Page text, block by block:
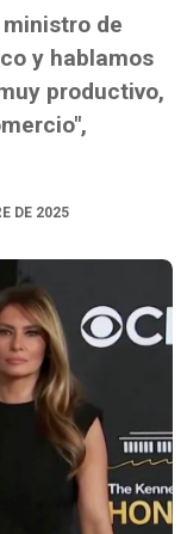
de
y hablamos
productivo,
DE 2025